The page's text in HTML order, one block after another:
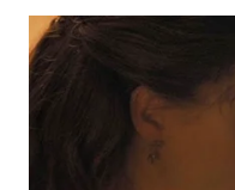
WN
GORONTALO